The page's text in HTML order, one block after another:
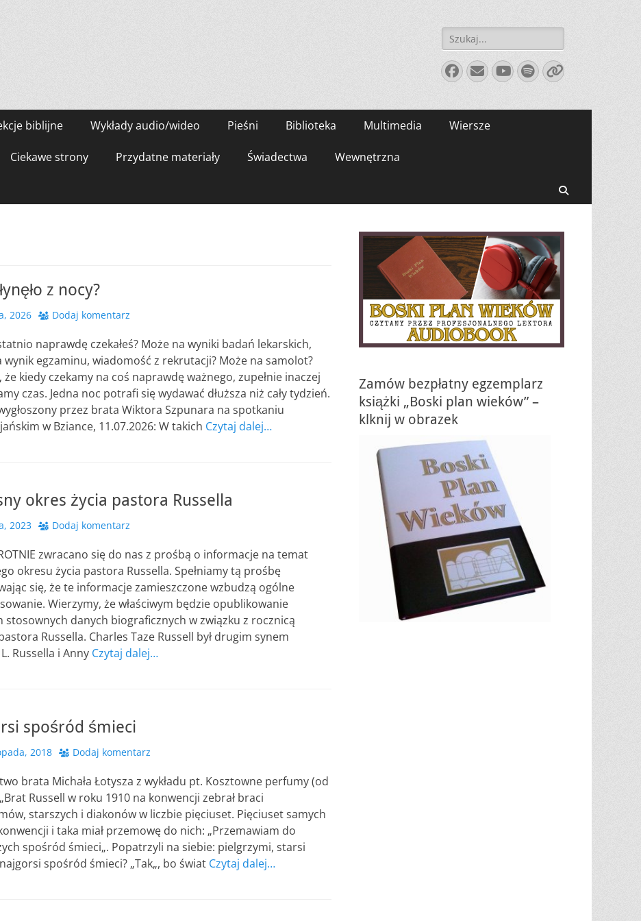
Szukaj:
Facebook
E-
mail
YouTube
Spotify
Link
biblijne Wykłady audio/wideo Pieśni Biblioteka Multimedia Wiersze
Ciekawe strony Przydatne materiały Świadectwa Wewnętrzna
z nocy?
2026 Dodaj komentarz
naprawdę czekałeś? Może na wyniki badań lekarskich,
wynik egzaminu, wiadomość z rekrutacji? Może na samolot?
że kiedy czekamy na coś naprawdę ważnego, zupełnie inaczej
czas. Jedna noc potrafi się wydawać dłuższa niż cały tydzień.
przez brata Wiktora Szpunara na spotkaniu
w Bziance, 11.07.2026: W takich Czytaj dalej…
okres życia pastora Russella
2023 Dodaj komentarz
zwracano się do nas z prośbą o informacje na temat
okresu życia pastora Russella. Spełniamy tą prośbę
się, że te informacje zamieszczone wzbudzą ogólne
Wierzymy, że właściwym będzie opublikowanie
stosownych danych biograficznych w związku z rocznicą
Russella. Charles Taze Russell był drugim synem
Russella i Anny Czytaj dalej…
spośród śmieci
2018 Dodaj komentarz
brata Michała Łotysza z wykładu pt. Kosztowne perfumy (od
Russell w roku 1910 na konwencji zebrał braci
starszych i diakonów w liczbie pięciuset. Pięciuset samych
i taka miał przemowę do nich: „Przemawiam do
spośród śmieci„. Popatrzyli na siebie: pielgrzymi, starsi
spośród śmieci? „Tak„, bo świat Czytaj dalej…
Zamów bezpłatny egzemplarz
książki „Boski plan wieków” –
klknij w obrazek